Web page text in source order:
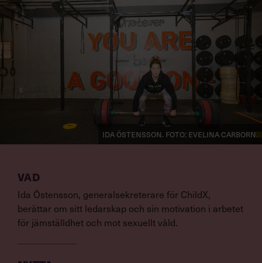
VAD
Ida Östensson, generalsekreterare för ChildX,
berättar om sitt ledarskap och sin motivation i arbetet
för jämställdhet och mot sexuellt våld.
Ida Östensson. Foto: Evelina Carborn.